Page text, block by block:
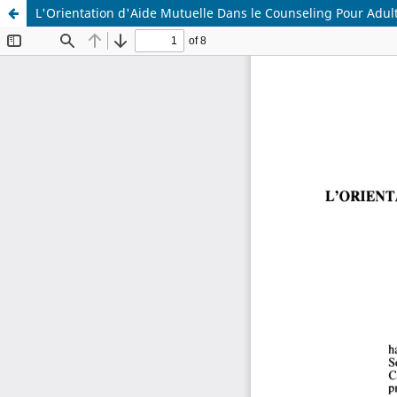
L'Orientation d'Aide Mutuelle Dans le Counseling Pour